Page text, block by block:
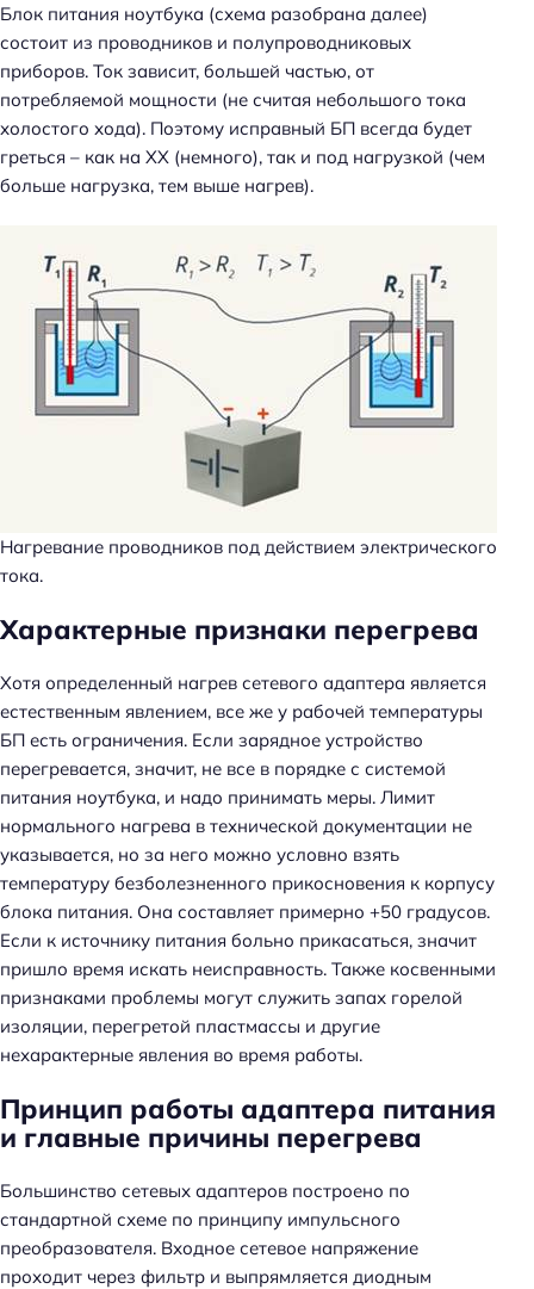
Блок питания ноутбука (схема разобрана далее)
состоит из проводников и полупроводниковых
приборов. Ток зависит, большей частью, от
потребляемой мощности (не считая небольшого тока
холостого хода). Поэтому исправный БП всегда будет
греться – как на ХХ (немного), так и под нагрузкой (чем
больше нагрузка, тем выше нагрев).
Нагревание проводников под действием электрического
тока.
Характерные признаки перегрева
Хотя определенный нагрев сетевого адаптера является
естественным явлением, все же у рабочей температуры
БП есть ограничения. Если зарядное устройство
перегревается, значит, не все в порядке с системой
питания ноутбука, и надо принимать меры. Лимит
нормального нагрева в технической документации не
указывается, но за него можно условно взять
температуру безболезненного прикосновения к корпусу
блока питания. Она составляет примерно +50 градусов.
Если к источнику питания больно прикасаться, значит
пришло время искать неисправность. Также косвенными
признаками проблемы могут служить запах горелой
изоляции, перегретой пластмассы и другие
нехарактерные явления во время работы.
Принцип работы адаптера питания
и главные причины перегрева
Большинство сетевых адаптеров построено по
стандартной схеме по принципу импульсного
преобразователя. Входное сетевое напряжение
проходит через фильтр и выпрямляется диодным